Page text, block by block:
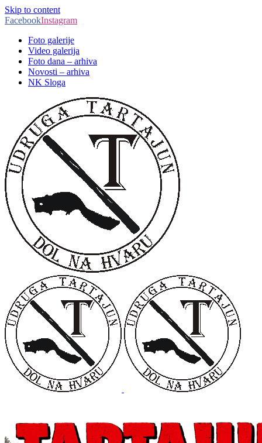
Skip to content
FacebookInstagram
Foto galerije
Video galerija
Foto dana – arhiva
Novosti – arhiva
NK Sloga